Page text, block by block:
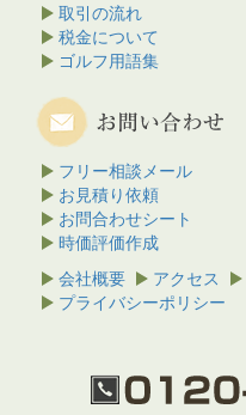
取引の流れ
税金について
ゴルフ用語集
フリー相談メール
お見積り依頼
お問合わせシート
時価評価作成
会社概要
アクセス
プライバシーポリシー